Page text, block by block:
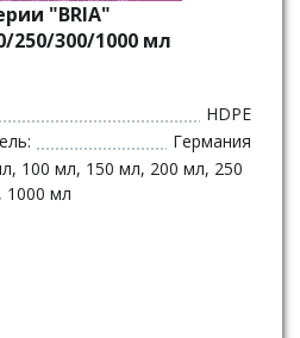
"BRIA"
250/300/1000 мл
HDPE
Германия
100 мл, 150 мл, 200 мл, 250
1000 мл